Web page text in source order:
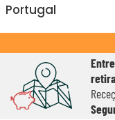
Portugal